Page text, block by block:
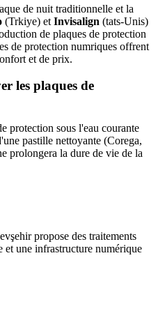
de nuit traditionnelle et la
(Trkiye) et Invisalign (tats-Unis)
de plaques de protection
de protection numriques offrent
et de prix.
les plaques de
protection sous l'eau courante
pastille nettoyante (Corega,
prolongera la dure de vie de la
propose des traitements
et une infrastructure numérique